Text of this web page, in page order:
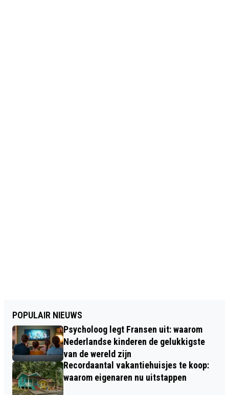
POPULAIR NIEUWS
Psycholoog legt Fransen uit: waarom
Nederlandse kinderen de gelukkigste
van de wereld zijn
Recordaantal vakantiehuisjes te koop:
waarom eigenaren nu uitstappen